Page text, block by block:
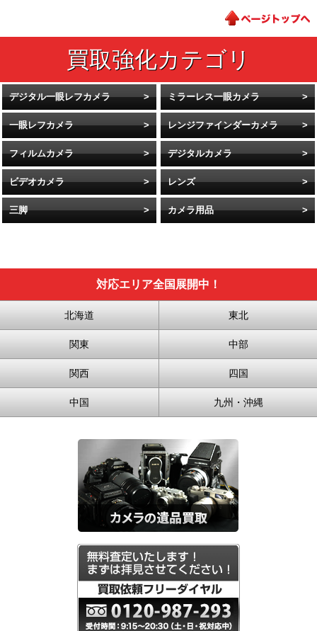
デジタル一眼レフカメラ ミラーレス一眼カメラ
一眼レフカメラ レンジファインダーカメラ
フィルムカメラ デジタルカメラ
ビデオカメラ レンズ
三脚 カメラ用品
対応エリア全国展開中！
北海道 東北
関東 中部
関西 四国
中国 九州・沖縄